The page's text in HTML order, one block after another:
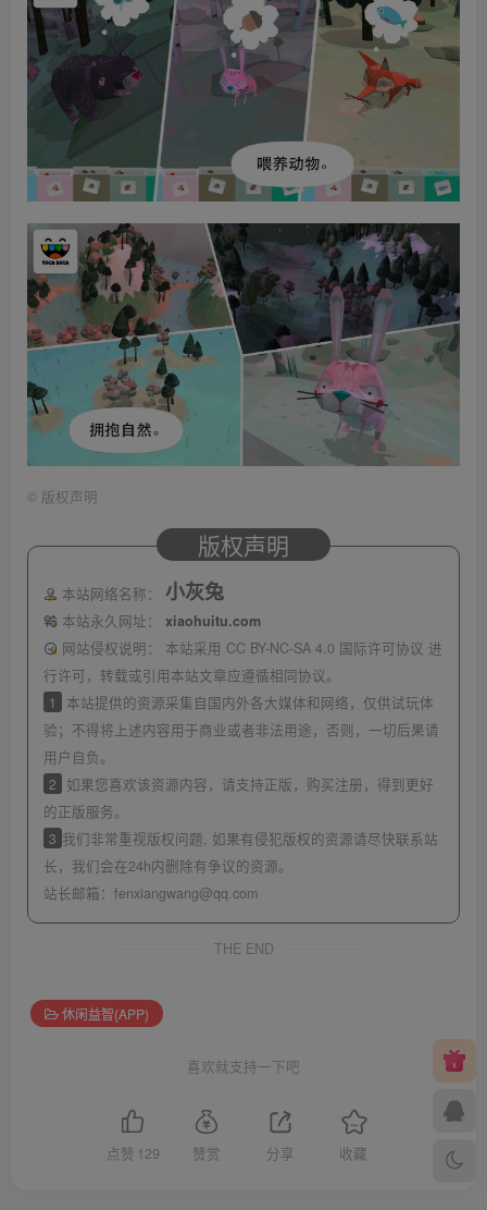
© 版权声明
版权声明
本站网络名称： 小灰兔
本站永久网址：
xiaohuitu.com
网站侵权说明：
本站采用 CC BY-NC-SA 4.0 国际许可协议 进
行许可，转载或引用本站文章应遵循相同协议。
1
本站提供的资源采集自国内外各大媒体和网络，仅供试玩体
验；不得将上述内容用于商业或者非法用途，否则，一切后果请
用户自负。
2
如果您喜欢该资源内容，请支持正版，购买注册，得到更好
的正版服务。
3 我们非常重视版权问题, 如果有侵犯版权的资源请尽快联系站
长，我们会在24h内删除有争议的资源。
站长邮箱： fenxiangwang@qq.com
THE END
休闲益智(APP)
喜欢就支持一下吧
点赞 129 赞赏 分享 收藏